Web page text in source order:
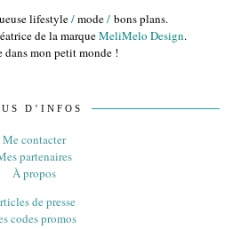
lifestyle/mode/bons plans.
de la marqueMeliMelo Design.
dans mon petit monde !
D’INFOS
Me contacter
partenaires
À propos
de presse
codes promos